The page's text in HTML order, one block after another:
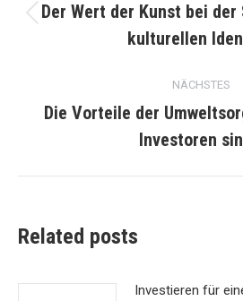
Beitrag:
Der Wert der Kunst bei
kulturellen
NÄCHSTES
Die Vorteile der
Investoren
Related posts
Investieren für